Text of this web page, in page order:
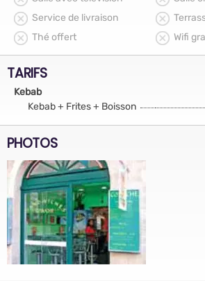
Service de livraison
Thé offert
Wifi
TARIFS
Kebab
Kebab + Frites + Boisson
PHOTOS